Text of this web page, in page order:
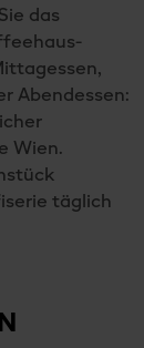
das
Abendessen:
Wien.
täglich